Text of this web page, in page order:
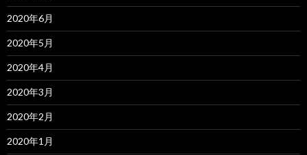
2020年6月
2020年5月
2020年4月
2020年3月
2020年2月
2020年1月